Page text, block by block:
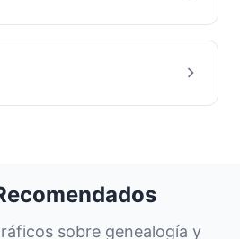
sobre genealogía y